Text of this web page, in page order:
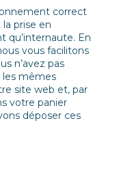
correct
prise en
qu’internaute. En
vous facilitons
n’avez pas
les mêmes
site web et, par
votre panier
déposer ces